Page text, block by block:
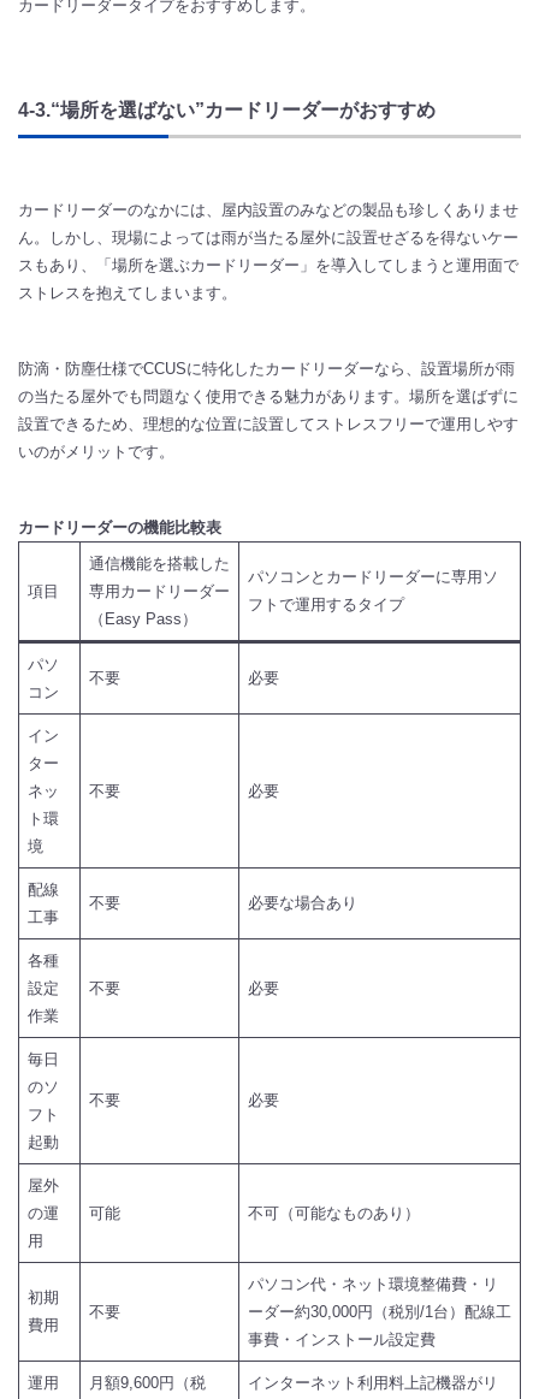
カードリーダータイプをおすすめします。
4-3.“場所を選ばない”カードリーダーがおすすめ
カードリーダーのなかには、屋内設置のみなどの製品も珍しくありませ
ん。しかし、現場によっては雨が当たる屋外に設置せざるを得ないケー
スもあり、「場所を選ぶカードリーダー」を導入してしまうと運用面で
ストレスを抱えてしまいます。
防滴・防塵仕様でCCUSに特化したカードリーダーなら、設置場所が雨
の当たる屋外でも問題なく使用できる魅力があります。場所を選ばずに
設置できるため、理想的な位置に設置してストレスフリーで運用しやす
いのがメリットです。
カードリーダーの機能比較表
項目
通信機能を搭載した
専用カードリーダー
（Easy Pass）
パソコンとカードリーダーに専用ソ
フトで運用するタイプ
パソ
コン
不要 必要
イン
ター
ネッ
ト環
境
不要 必要
配線
工事
不要 必要な場合あり
各種
設定
作業
不要 必要
毎日
のソ
フト
起動
不要 必要
屋外
の運
用
可能 不可（可能なものあり）
初期
費用
不要
パソコン代・ネット環境整備費・リ
ーダー約30,000円（税別/1台）配線工
事費・インストール設定費
運用
月額9,600円（税
インターネット利用料上記機器がリ